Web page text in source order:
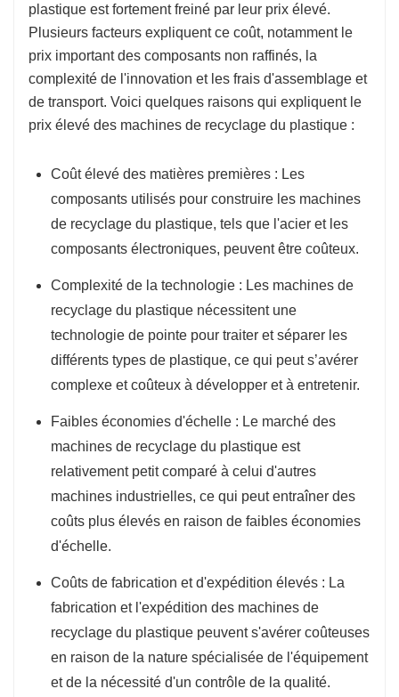
plastique est fortement freiné par leur prix élevé.
Plusieurs facteurs expliquent ce coût, notamment le
prix important des composants non raffinés, la
complexité de l'innovation et les frais d'assemblage et
de transport. Voici quelques raisons qui expliquent le
prix élevé des machines de recyclage du plastique :
Coût élevé des matières premières : Les
composants utilisés pour construire les machines
de recyclage du plastique, tels que l'acier et les
composants électroniques, peuvent être coûteux.
Complexité de la technologie : Les machines de
recyclage du plastique nécessitent une
technologie de pointe pour traiter et séparer les
différents types de plastique, ce qui peut s’avérer
complexe et coûteux à développer et à entretenir.
Faibles économies d'échelle : Le marché des
machines de recyclage du plastique est
relativement petit comparé à celui d'autres
machines industrielles, ce qui peut entraîner des
coûts plus élevés en raison de faibles économies
d'échelle.
Coûts de fabrication et d'expédition élevés : La
fabrication et l'expédition des machines de
recyclage du plastique peuvent s'avérer coûteuses
en raison de la nature spécialisée de l'équipement
et de la nécessité d'un contrôle de la qualité.